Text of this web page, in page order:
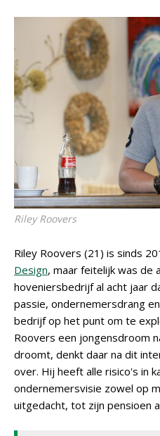
Riley Roovers
Riley Roovers (21) is sinds
Design, maar feitelijk was de
hoveniersbedrijf al acht jaar
passie, ondernemersdrang
bedrijf op het punt om te
Roovers een jongensdroom
droomt, denkt daar na dit
over. Hij heeft alle risico's in
ondernemersvisie zowel op
uitgedacht, tot zijn pensioen